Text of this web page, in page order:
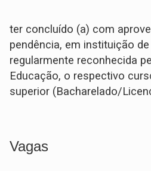
ter concluído (a) com
pendência, em instituição
regularmente reconhecida
Educação, o respectivo
superior (Bacharelado/
Vagas